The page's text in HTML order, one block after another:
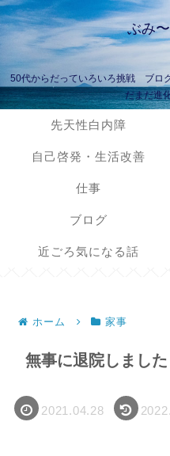
ぶみ
50代からだっていろいろ挑戦 ブロ
だまだ進
先天性白内障
自己啓発・生活改善
仕事
ブログ
近ごろ気になる話
ホーム 家事
無事に退院しました
2021.04.28